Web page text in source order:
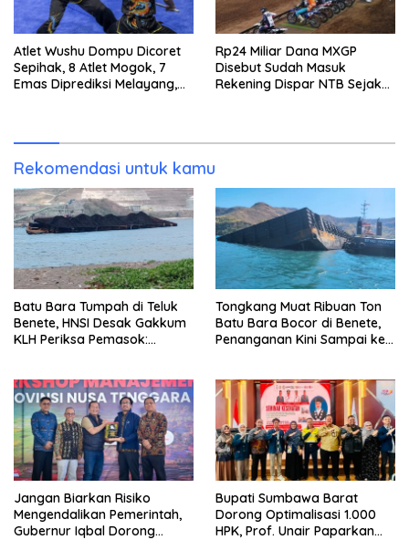
Atlet Wushu Dompu Dicoret
Sepihak, 8 Atlet Mogok, 7
Emas Diprediksi Melayang,
Rp24 Miliar Dana MXGP
Disebut Sudah Masuk
Rekening Dispar NTB Sejak
Rekomendasi untuk kamu
Batu Bara Tumpah di Teluk
Benete, HNSI Desak Gakkum
KLH Periksa Pemasok:
Tongkang Muat Ribuan Ton
Batu Bara Bocor di Benete,
Penanganan Kini Sampai ke
Jangan Biarkan Risiko
Mengendalikan Pemerintah,
Gubernur Iqbal Dorong
Bupati Sumbawa Barat
Dorong Optimalisasi 1.000
HPK, Prof. Unair Paparkan